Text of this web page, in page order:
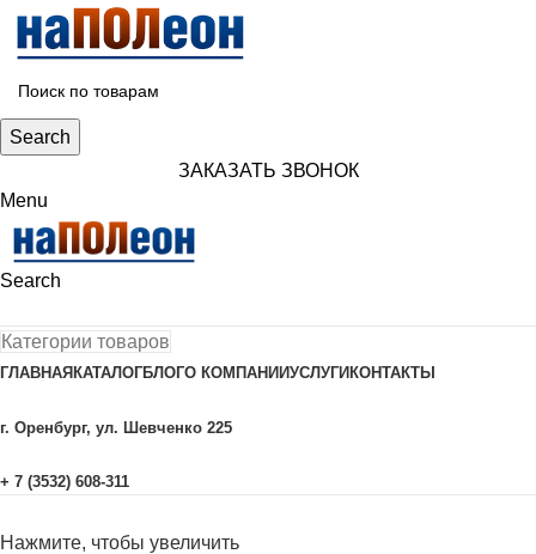
Search
ЗАКАЗАТЬ ЗВОНОК
Menu
Search
Категории товаров
ГЛАВНАЯ КАТАЛОГБЛОГО КОМПАНИИУСЛУГИ КОНТАКТЫ
г. Оренбург, ул. Шевченко 225
+ 7 (3532) 608-311
Нажмите, чтобы увеличить